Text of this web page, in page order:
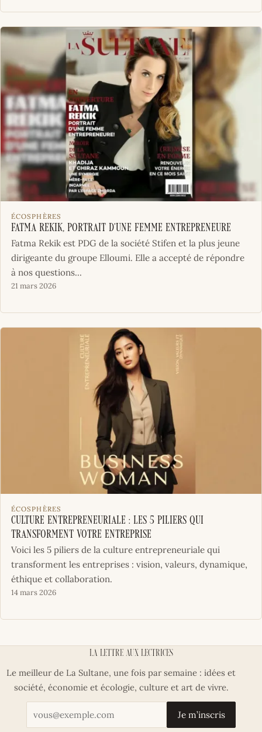
ÉCOSPHÈRES
Fatma Rekik, portrait d’une femme entrepreneure
Fatma Rekik est PDG de la société Stifen et la plus jeune
dirigeante du groupe Elloumi. Elle a accepté de répondre
à nos questions...
21 mars 2026
ÉCOSPHÈRES
Culture Entrepreneuriale : les 5 piliers qui
transforment votre entreprise
Voici les 5 piliers de la culture entrepreneuriale qui
transforment les entreprises : vision, valeurs, dynamique,
éthique et collaboration.
14 mars 2026
La lettre aux lectrices
Le meilleur de La Sultane, une fois par semaine : idées et
société, économie et écologie, culture et art de vivre.
Votre adresse email
Je m’inscris